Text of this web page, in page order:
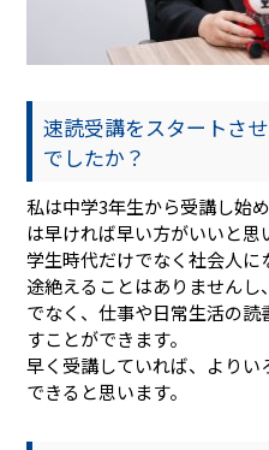
速読受講をスタートさ
でしたか？
私は中学3年生から受講し始
は早ければ早い方がいいと思
学生時代だけでなく社会人
途絶えることはありません
でなく、仕事や日常生活の
すことができます。
早く受講していれば、より
できると思います。